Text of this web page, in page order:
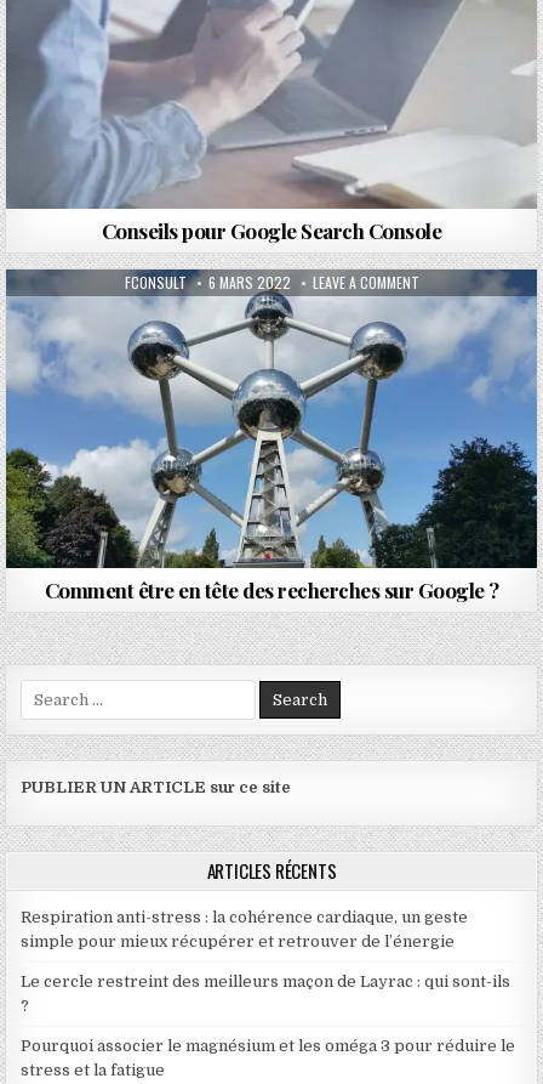
Conseils pour Google Search Console
AUTHOR:
FCONSULT PUBLISHED DATE:
6 MARS 2022 LEAVE A COMMENTON COMMENT ÊTRE
Comment être en tête des recherches sur Google ?
Search for:
PUBLIER UN ARTICLE sur ce site
ARTICLES RÉCENTS
Respiration anti-stress : la cohérence cardiaque, un geste
simple pour mieux récupérer et retrouver de l’énergie
Le cercle restreint des meilleurs maçon de Layrac : qui sont-ils
?
Pourquoi associer le magnésium et les oméga 3 pour réduire le
stress et la fatigue